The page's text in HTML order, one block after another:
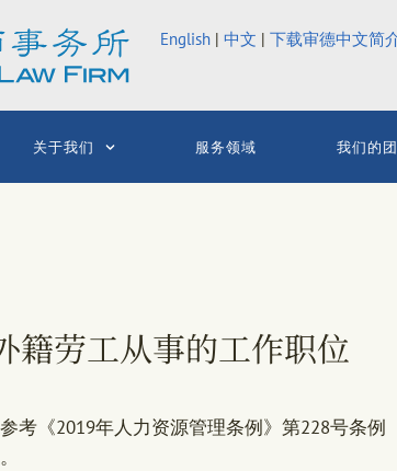
English |中文 |下载审德中文简
关于我们 服务领域 我们的
籍劳工从事的工作职位
考《2019年人力资源管理条例》第228号条例